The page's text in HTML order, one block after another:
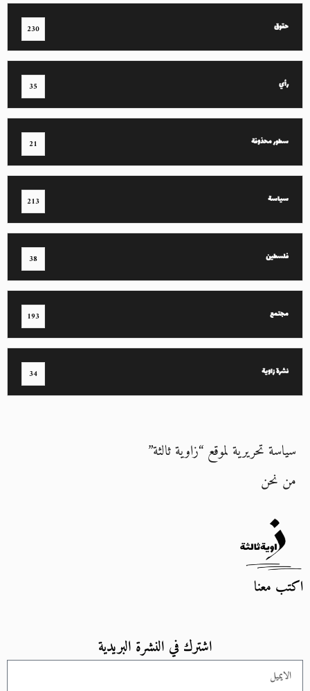
حقوق 230
رأي 35
سطور محذوفة 21
سياسة 213
فلسطين 38
مجتمع 193
نشرة زاوية 34
سياسة تحريرية لموقع “زاوية ثالثة”
من نحن
اكتب معنا
اشترك في النشرة البريدية